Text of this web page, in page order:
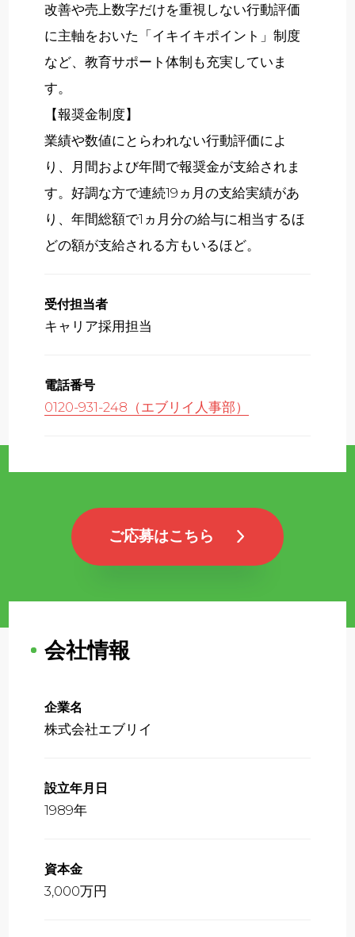
改善や売上数字だけを重視しない行動評価
に主軸をおいた「イキイキポイント」制度
など、教育サポート体制も充実していま
す。
【報奨金制度】
業績や数値にとらわれない行動評価によ
り、月間および年間で報奨金が支給されま
す。好調な方で連続19ヵ月の支給実績があ
り、年間総額で1ヵ月分の給与に相当するほ
どの額が支給される方もいるほど。
受付担当者
キャリア採用担当
電話番号
0120-931-248（エブリイ人事部）
ご応募はこちら
会社情報
企業名
株式会社エブリイ
設立年月日
1989年
資本金
3,000万円